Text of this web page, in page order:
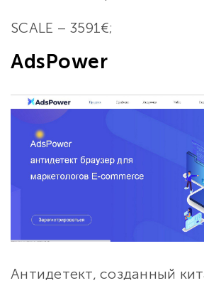
SCALE – 3591€;
AdsPower
Антидетект, созданный